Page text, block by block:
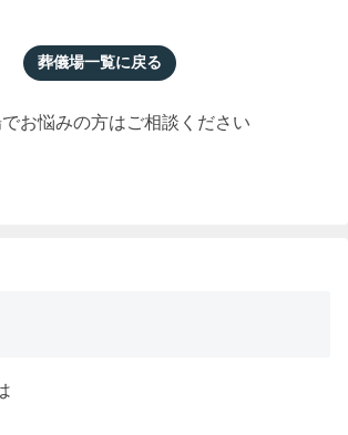
葬儀場一覧に戻る
お悩みの方はご相談ください